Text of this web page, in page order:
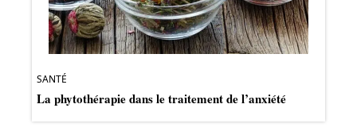
SANTÉ
La phytothérapie dans le traitement de l’anxiété